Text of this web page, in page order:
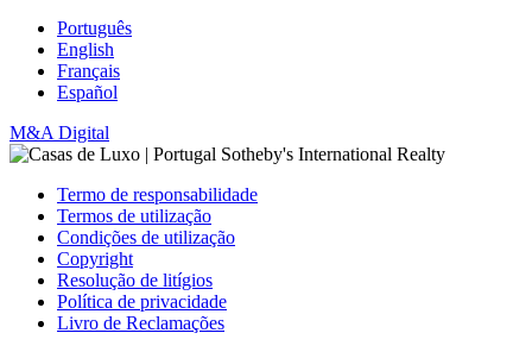
Português
English
Français
Español
M&A Digital
Termo de responsabilidade
Termos de utilização
Condições de utilização
Copyright
Resolução de litígios
Política de privacidade
Livro de Reclamações